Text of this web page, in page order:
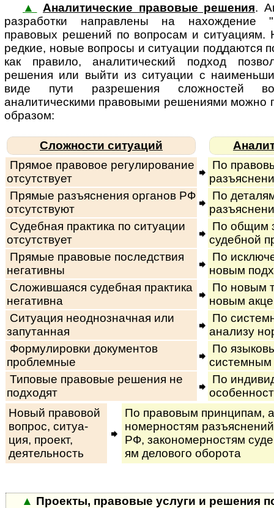
▲ Аналитические правовые решения.
раз­ра­бот­ки на­п­рав­ле­ны на на­хож­де­ние
правовых решений по вопросам и
редкие, новые вопросы и ситуации поддаются
как правило, аналитический подход
решения или выйти из ситуации с
виде пути разрешения сложностей
аналитическими правовыми решениями можно
образом:
Сложности ситуаций
Прямое правовое регулирование
отсутствует
По
Прямые разъяснения органов РФ
отсутствуют
По
Судебная практика по ситуации
отсутствует
По общим
судебной
Прямые правовые последствия
негативны
По
новым
Сложившаяся судебная практика
негативна
По новым
новым
Ситуация неоднозначная или
запутанная
По
анализу
Формулировки документов
проблемные
По
системным
Типовые правовые решения не
подходят
По
Новый правовой
вопрос, си­ту­а­
ция, про­ект,
деятельность
По правовым принципам,
но­мер­нос­тям
РФ, за­ко­но­мер­нос­тям
ям де­ло­во­го оборота
▲ Проекты, правовые услуги и решения